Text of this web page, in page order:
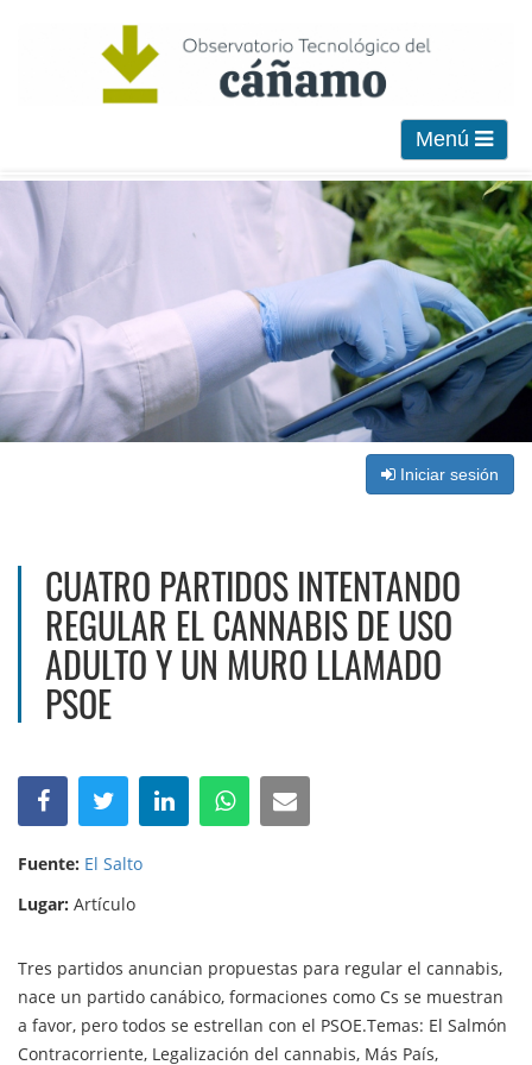
Menú
Iniciar sesión
CUATRO PARTIDOS INTENTANDO
REGULAR EL CANNABIS DE USO
ADULTO Y UN MURO LLAMADO
PSOE
Fuente: El Salto
Lugar: Artículo
Tres partidos anuncian propuestas para regular el cannabis,
nace un partido canábico, formaciones como Cs se muestran
a favor, pero todos se estrellan con el PSOE.Temas: El Salmón
Contracorriente, Legalización del cannabis, Más País,